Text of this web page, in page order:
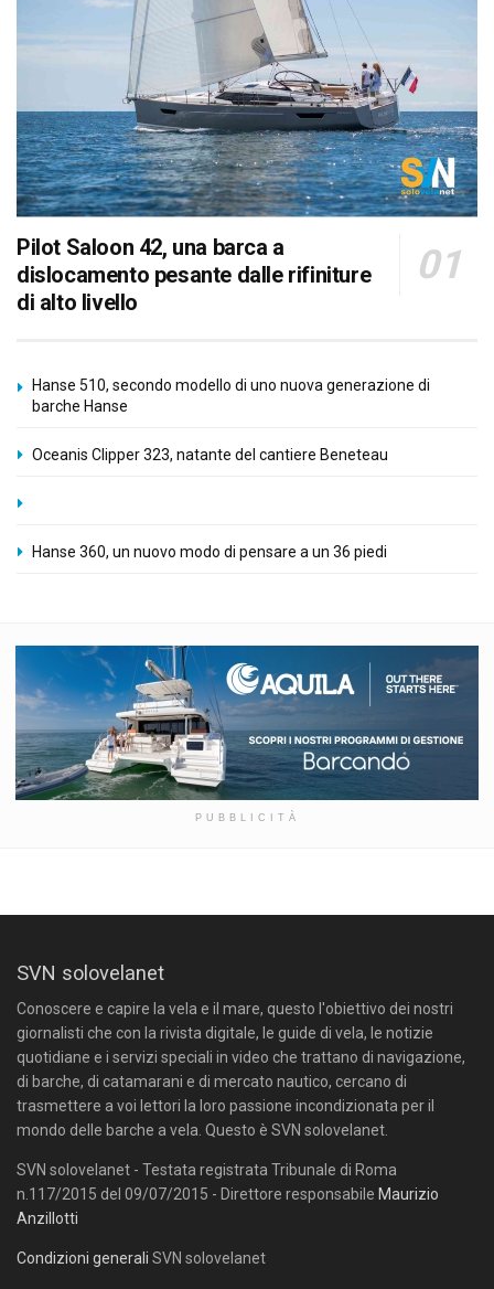
Pilot Saloon 42, una barca a
dislocamento pesante dalle rifiniture
di alto livello
Hanse 510, secondo modello di uno nuova generazione di
barche Hanse
Oceanis Clipper 323, natante del cantiere Beneteau
Hanse 360, un nuovo modo di pensare a un 36 piedi
PUBBLICITÀ
SVN solovelanet
Conoscere e capire la vela e il mare, questo l'obiettivo dei nostri
giornalisti che con la rivista digitale, le guide di vela, le notizie
quotidiane e i servizi speciali in video che trattano di navigazione,
di barche, di catamarani e di mercato nautico, cercano di
trasmettere a voi lettori la loro passione incondizionata per il
mondo delle barche a vela. Questo è SVN solovelanet.
SVN solovelanet - Testata registrata Tribunale di Roma
n.117/2015 del 09/07/2015 - Direttore responsabile Maurizio
Anzillotti
Condizioni generali SVN solovelanet